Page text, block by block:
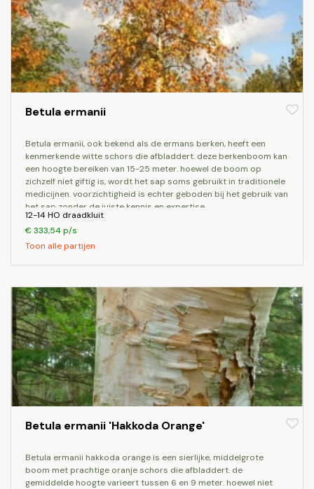
Betula ermanii
betula ermanii, ook bekend als de ermans berken, heeft een
kenmerkende witte schors die afbladdert. deze berkenboom kan
een hoogte bereiken van 15-25 meter. hoewel de boom op
zichzelf niet giftig is, wordt het sap soms gebruikt in traditionele
medicijnen. voorzichtigheid is echter geboden bij het gebruik van
het sap zonder de juiste kennis en expertise.
12-14 HO draadkluit
€ 333,54 p/s
Toon alle partijen
Betula ermanii 'Hakkoda Orange'
betula ermanii hakkoda orange is een sierlijke, middelgrote
boom met prachtige oranje schors die afbladdert. de
gemiddelde hoogte varieert tussen 6 en 9 meter. hoewel niet